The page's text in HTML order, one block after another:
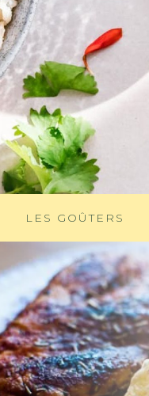
LES GOÛTERS